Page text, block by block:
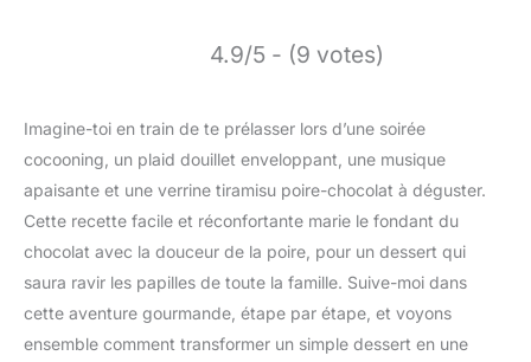
4.9/5 - (9 votes)
Imagine-toi en train de te prélasser lors d’une soirée
cocooning, un plaid douillet enveloppant, une musique
apaisante et une verrine tiramisu poire-chocolat à déguster.
Cette recette facile et réconfortante marie le fondant du
chocolat avec la douceur de la poire, pour un dessert qui
saura ravir les papilles de toute la famille. Suive-moi dans
cette aventure gourmande, étape par étape, et voyons
ensemble comment transformer un simple dessert en une